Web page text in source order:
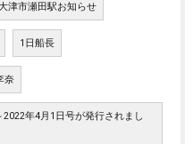
津市瀬田駅お知らせ
1日船長
奈
年4月1日号が発行されまし